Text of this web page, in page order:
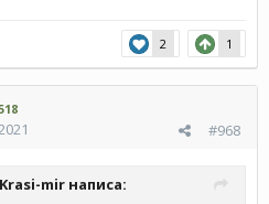
2 1
#968
Krasi-mir написа: